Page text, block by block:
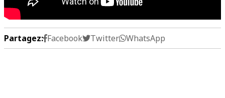
Partagez: Facebook Twitter WhatsApp